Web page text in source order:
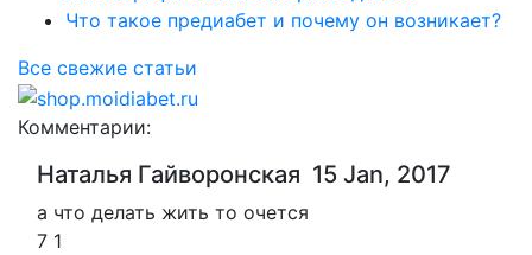
Что такое предиабет и почему он возникает?
Все свежие статьи
Комментарии:
Наталья Гайворонская 15 Jan, 2017
а что делать жить то очется
7 1